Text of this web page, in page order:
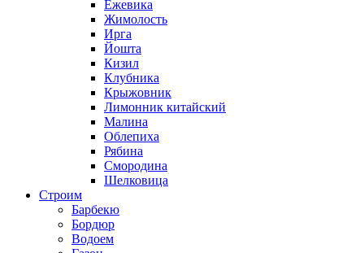
Ежевика
Жимолость
Ирга
Йошта
Кизил
Клубника
Крыжовник
Лимонник китайский
Малина
Облепиха
Рябина
Смородина
Шелковица
Строим
Барбекю
Бордюр
Водоем